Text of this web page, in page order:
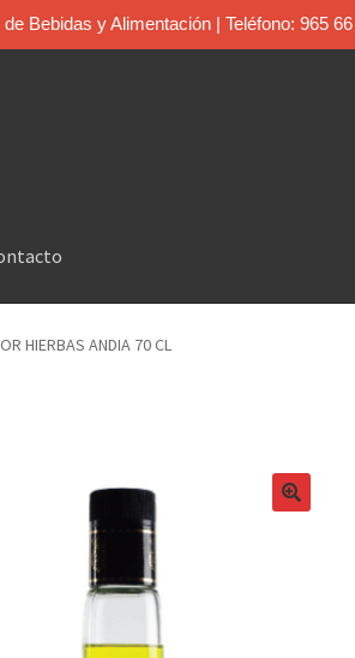
Bebidas y Alimentación | Teléfono: 965
HIERBAS ANDIA 70 CL